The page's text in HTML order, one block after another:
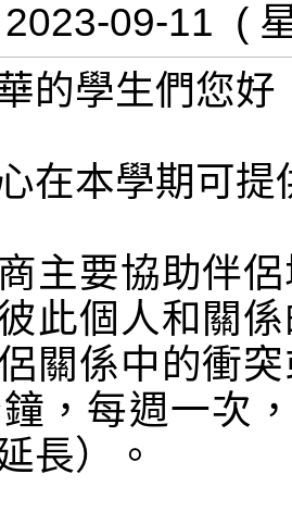
的學生們您好
在本學期可
主要協助伴
此個人和關
關係中的衝
，每週一次
長）。